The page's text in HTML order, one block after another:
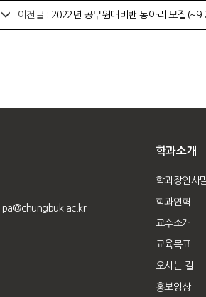
이전글 : 2022년 공무원대비반 동아리 모집
pa@chungbuk.ac.kr
학과소개
학과장인사
학과연혁
교수소개
교육목표
오시는 길
홍보영상